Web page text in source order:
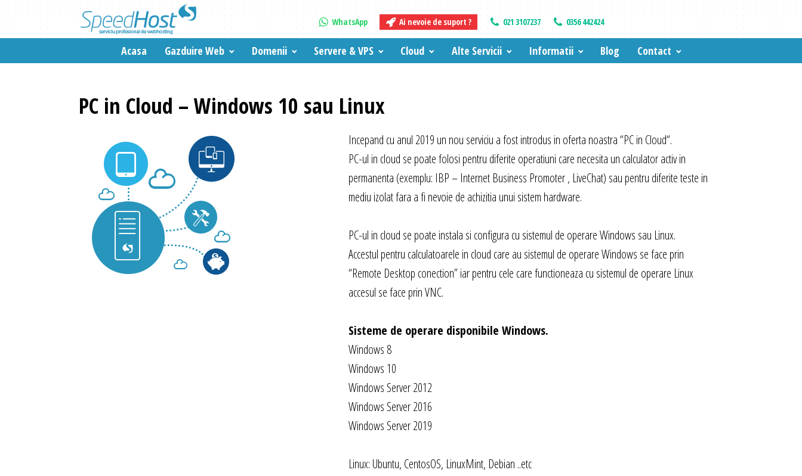
WhatsApp Ai nevoie de suport ? 021 3107237 0356 442424
Acasa Gazduire Web Domenii Servere & VPS Cloud Alte Servicii Informatii Blog Contact
PC in Cloud – Windows 10 sau Linux
Incepand cu anul 2019 un nou serviciu a fost introdus in oferta noastra “PC in Cloud“.
PC-ul in cloud se poate folosi pentru diferite operatiuni care necesita un calculator activ in
permanenta (exemplu: IBP – Internet Business Promoter , LiveChat) sau pentru diferite teste in
mediu izolat fara a fi nevoie de achizitia unui sistem hardware.
PC-ul in cloud se poate instala si configura cu sistemul de operare Windows sau Linux.
Accestul pentru calculatoarele in cloud care au sistemul de operare Windows se face prin
“Remote Desktop conection” iar pentru cele care functioneaza cu sistemul de operare Linux
accesul se face prin VNC.
Sisteme de operare disponibile Windows.
Windows 8
Windows 10
Windows Server 2012
Windows Server 2016
Windows Server 2019
Linux: Ubuntu, CentosOS, LinuxMint, Debian ..etc